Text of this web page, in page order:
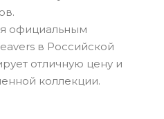
официальным
в Российской
отличную цену и
коллекции.